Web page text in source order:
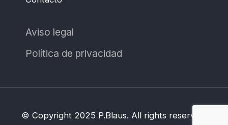
Aviso legal
Política de privacidad
© Copyright 2025 P.Blaus. All rights reserved.